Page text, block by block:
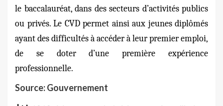
le baccalauréat, dans des secteurs d’activités publics
ou privés. Le CVD permet ainsi aux jeunes diplômés
ayant des difficultés à accéder à leur premier emploi,
de se doter d’une première expérience
professionnelle.
Source: Gouvernement